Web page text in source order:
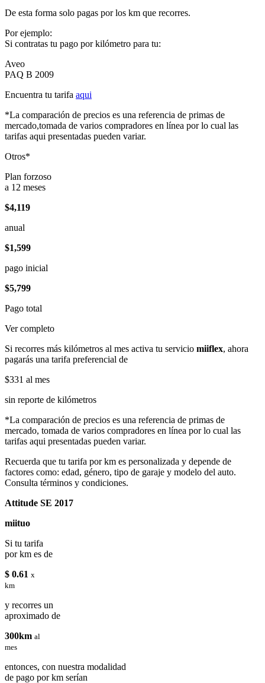
De esta forma solo pagas por los km que recorres.
Por ejemplo:
Si contratas tu pago por kilómetro para tu:
Aveo
PAQ B 2009
Encuentra tu tarifa aqui
*La comparación de precios es una referencia de primas de
mercado,tomada de varios compradores en línea por lo cual las
tarifas aqui presentadas pueden variar.
Otros*
Plan forzoso
a 12 meses
$4,119
anual
$1,599
pago inicial
$5,799
Pago total
Ver completo
Si recorres más kilómetros al mes activa tu servicio miiflex, ahora
pagarás una tarifa preferencial de
$331 al mes
sin reporte de kilómetros
*La comparación de precios es una referencia de primas de
mercado, tomada de varios compradores en línea por lo cual las
tarifas aqui presentadas pueden variar.
Recuerda que tu tarifa por km es personalizada y depende de
factores como: edad, género, tipo de garaje y modelo del auto.
Consulta términos y condiciones.
Attitude SE 2017
miituo
Si tu tarifa
por km es de
$ 0.61 x
km
y recorres un
aproximado de
300km al
mes
entonces, con nuestra modalidad
de pago por km serían